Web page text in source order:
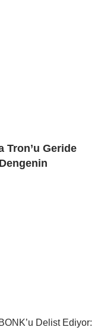
Tron’u Geride
Delist Ediyor: